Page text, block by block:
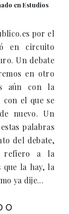
en Estudios
por el
en circuito
Un debate
en otro
aún con la
el que se
nuevo. Un
palabras
del debate,
refiero a la
que la hay, la
ya dije...